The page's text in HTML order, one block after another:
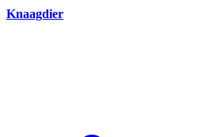
Knaagdier